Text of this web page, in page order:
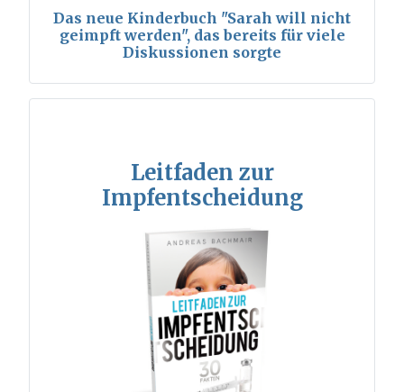
Das neue Kinderbuch "Sarah will nicht
geimpft werden", das bereits für viele
Diskussionen sorgte
Leitfaden zur
Impfentscheidung